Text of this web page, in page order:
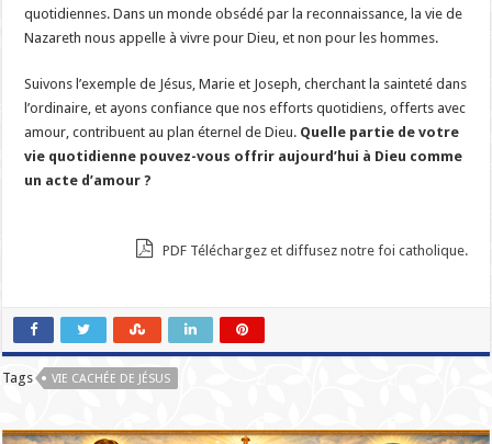
quotidiennes. Dans un monde obsédé par la reconnaissance, la vie de
Nazareth nous appelle à vivre pour Dieu, et non pour les hommes.
Suivons l’exemple de Jésus, Marie et Joseph, cherchant la sainteté dans
l’ordinaire, et ayons confiance que nos efforts quotidiens, offerts avec
amour, contribuent au plan éternel de Dieu. Quelle partie de votre
vie quotidienne pouvez-vous offrir aujourd’hui à Dieu comme
un acte d’amour ?
PDF Téléchargez et diffusez notre foi catholique.
Tags VIE CACHÉE DE JÉSUS